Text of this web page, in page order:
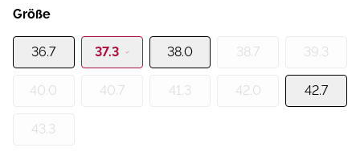
Größe
36.7 37.3 38.0 38.7 39.3
40.0 40.7 41.3 42.0 42.7
43.3